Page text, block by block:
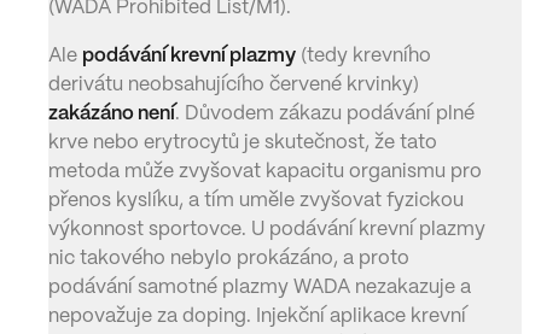
(WADA Prohibited List/M1).
Ale podávání krevní plazmy (tedy krevního
derivátu neobsahujícího červené krvinky)
zakázáno není. Důvodem zákazu podávání plné
krve nebo erytrocytů je skutečnost, že tato
metoda může zvyšovat kapacitu organismu pro
přenos kyslíku, a tím uměle zvyšovat fyzickou
výkonnost sportovce. U podávání krevní plazmy
nic takového nebylo prokázáno, a proto
podávání samotné plazmy WADA nezakazuje a
nepovažuje za doping. Injekční aplikace krevní